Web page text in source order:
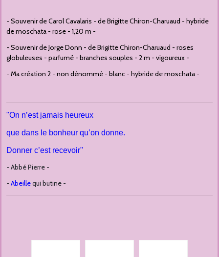
- Souvenir de Carol Cavalaris - de Brigitte Chiron-Charuaud - hybride
de moschata - rose - 1,20 m -
- Souvenir de Jorge Donn - de Brigitte Chiron-Charuaud - roses
globuleuses - parfumé - branches souples - 2 m - vigoureux -
- Ma création 2 - non dénommé - blanc - hybride de moschata -
"On n’est jamais heureux
que dans le bonheur qu’on donne.
Donner c’est recevoir"
- Abbé Pierre -
- Abeillequi butine -